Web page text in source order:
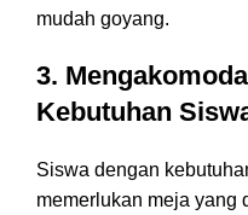
mudah goyang.
3.
Kebutuhan
Siswa dengan
memerlukan meja yang